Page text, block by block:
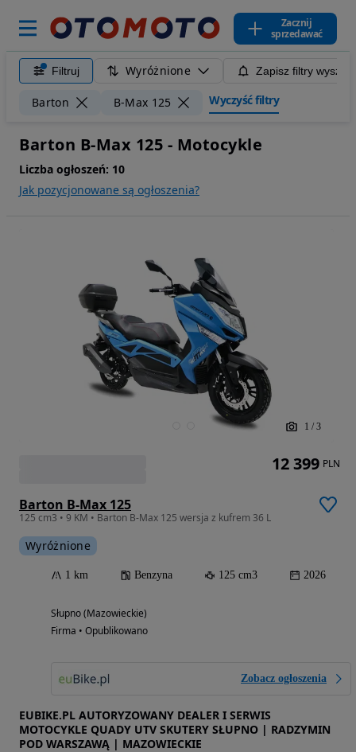
Zacznij
sprzedawać
Filtruj Wyróżnione Zapisz filtry
Barton B-Max 125 Wyczyść filtry
Barton B-Max 125 - Motocykle
Liczba ogłoszeń: 10
Jak pozycjonowane są ogłoszenia?
1 / 3
Barton B-Max 125
125 cm3 • 9 KM • Barton B-Max 125 wersja z kufrem 36 L
Wyróżnione
1 km Benzyna 125 cm3 2026
Słupno (Mazowieckie)
Firma • Opublikowano
Zobacz ogłoszenia
EUBIKE.PL AUTORYZOWANY DEALER I SERWIS
MOTOCYKLE QUADY UTV SKUTERY SŁUPNO | RADZYMIN
POD WARSZAWĄ | MAZOWIECKIE
12 399 PLN